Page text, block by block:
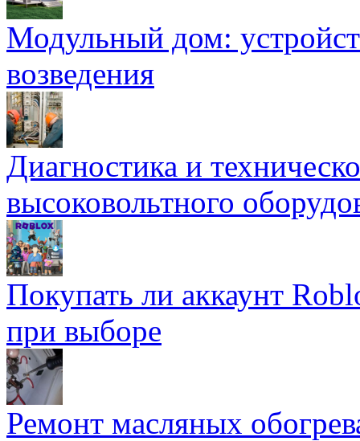
Модульный дом:
возведения
Диагностика и
высоковольтного
Покупать ли аккаунт
при выборе
Ремонт масляных